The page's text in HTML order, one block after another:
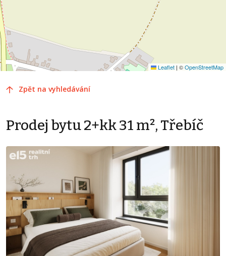
Leaflet | ©OpenStreetMap
Zpět na vyhledávání
Prodej bytu 2+kk 31 m², Třebíč